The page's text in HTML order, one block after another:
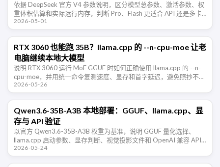
依据 DeepSeek 官方 V4 参数说明，区分模型总参数、激活参数、权
重体积估算和实际运行内存，判断 Pro、Flash 更适合 API 还是多卡
部署。
2026-05-01
RTX 3060 也能跑 35B？llama.cpp 的 --n-cpu-moe 让老
电脑继续本地大模型
说明 RTX 3060 运行 MoE GGUF 时如何正确使用 llama.cpp 的 --n-
cpu-moe，并用统一命令复测速度、显存和首字延迟，避免照抄不可
比的跑分。
2026-05-26
Qwen3.6-35B-A3B 本地部署：GGUF、llama.cpp、显
存与 API 验证
以官方 Qwen3.6-35B-A3B 权重为基准，说明 GGUF 量化选择、
llama.cpp 启动参数、显存判断、视觉投影文件和 OpenAI 兼容 API
的验证步骤。
2026-05-24